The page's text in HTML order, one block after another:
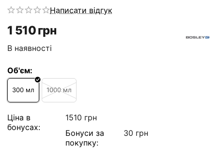
Написати відгук
1 510грн
В наявності
Об'єм:
300 мл 1000 мл
Ціна в
бонусах:
1510 грн
Бонуси за
покупку:
30 грн